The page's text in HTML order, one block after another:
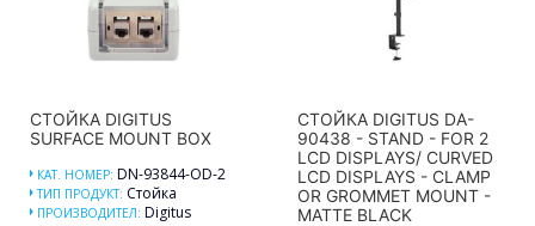
СТОЙКА DIGITUS
SURFACE MOUNT BOX
КАТ. НОМЕР: DN-93844-OD-2
ТИП ПРОДУКТ: Стойка
ПРОИЗВОДИТЕЛ: Digitus
СТОЙКА DIGITUS DA-
90438 - STAND - FOR 2
LCD DISPLAYS/ CURVED
LCD DISPLAYS - CLAMP
OR GROMMET MOUNT -
MATTE BLACK